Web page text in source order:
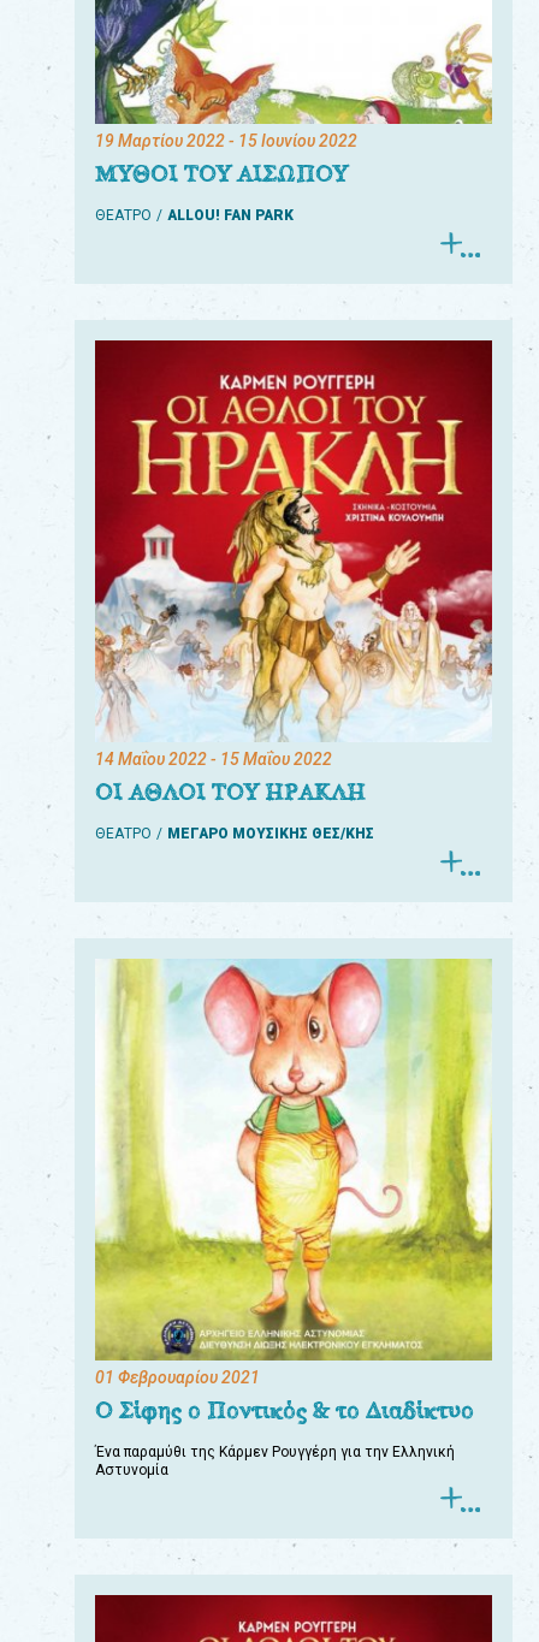
19 Μαρτίου 2022- 15 Ιουνίου 2022
ΜΥΘΟΙ ΤΟΥ ΑΙΣΩΠΟΥ
ΘΕΑΤΡΟ ALLOU! FAN PARK
14 Μαΐου 2022- 15 Μαΐου 2022
ΟΙ ΑΘΛΟΙ ΤΟΥ ΗΡΑΚΛΗ
ΘΕΑΤΡΟ ΜΕΓΑΡΟ ΜΟΥΣΙΚΗΣ ΘΕΣ/ΚΗΣ
01 Φεβρουαρίου 2021
Ο Σίφης ο Ποντικός & το Διαδίκτυο
Ένα παραμύθι της Κάρμεν Ρουγγέρη για την Ελληνική
Αστυνομία